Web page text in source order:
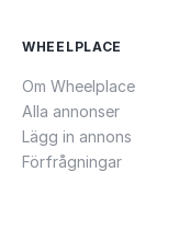
WHEELPLACE
Om Wheelplace
Alla annonser
Lägg in annons
Förfrågningar